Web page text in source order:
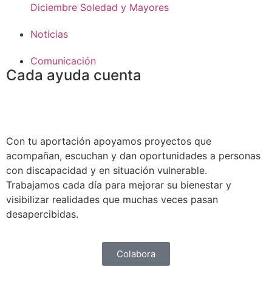
Diciembre Soledad y Mayores
Noticias
Comunicación
Cada ayuda cuenta
Con tu aportación apoyamos proyectos que
acompañan, escuchan y dan oportunidades a personas
con discapacidad y en situación vulnerable.
Trabajamos cada día para mejorar su bienestar y
visibilizar realidades que muchas veces pasan
desapercibidas.
Colabora